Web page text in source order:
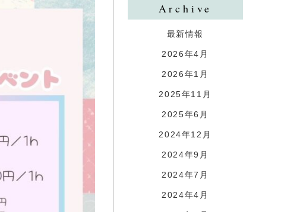
Archive
最新情報
2026年4月
2026年1月
2025年11月
2025年6月
2024年12月
2024年9月
2024年7月
2024年4月